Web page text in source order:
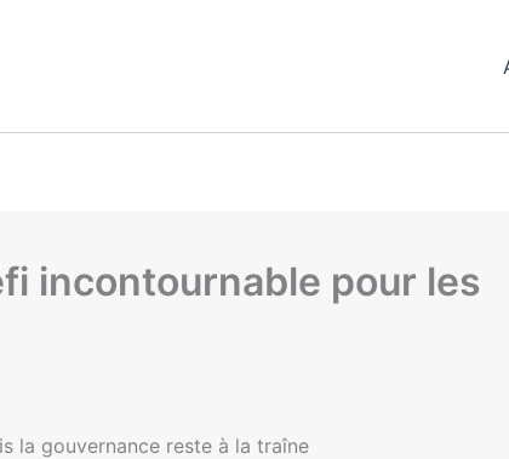
incontournable pour les
la gouvernance reste à la traîne